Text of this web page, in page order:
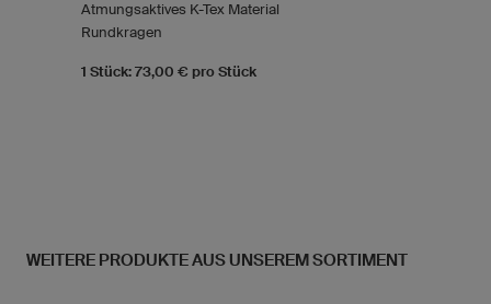
Atmungsaktives K-Tex Material
Rundkragen
1 Stück: 73,00 € pro Stück
WEITERE PRODUKTE AUS UNSEREM SORTIMENT